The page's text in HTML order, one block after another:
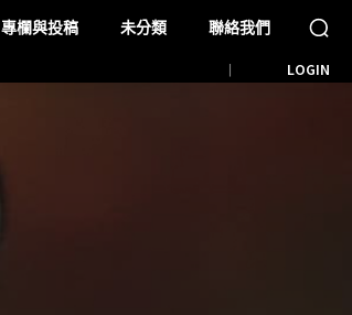
專欄與投稿 未分類 聯絡我們
LOGIN